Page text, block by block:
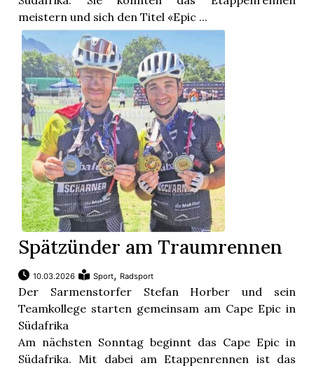
meistern und sich den Titel «Epic ...
Spätzünder am Traumrennen
10.03.2026 Sport, Radsport
Der Sarmenstorfer Stefan Horber und sein
Teamkollege starten gemeinsam am Cape Epic in
Südafrika
Am nächsten Sonntag beginnt das Cape Epic in
Südafrika. Mit dabei am Etappenrennen ist das